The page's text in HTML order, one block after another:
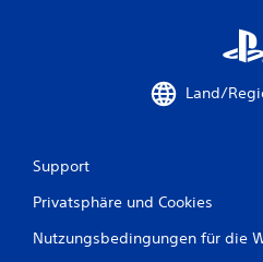
Land/
Support
Privatsphäre und Cookies
Nutzungsbedingungen für die